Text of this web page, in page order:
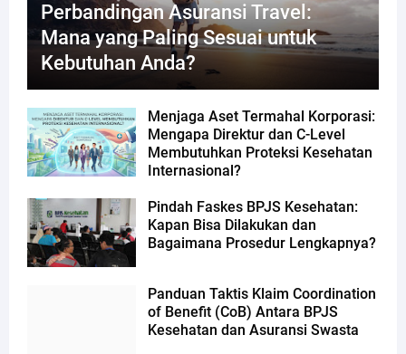
Perbandingan Asuransi Travel:
Mana yang Paling Sesuai untuk
Kebutuhan Anda?
Menjaga Aset Termahal Korporasi:
Mengapa Direktur dan C-Level
Membutuhkan Proteksi Kesehatan
Internasional?
Pindah Faskes BPJS Kesehatan:
Kapan Bisa Dilakukan dan
Bagaimana Prosedur Lengkapnya?
Panduan Taktis Klaim Coordination
of Benefit (CoB) Antara BPJS
Kesehatan dan Asuransi Swasta